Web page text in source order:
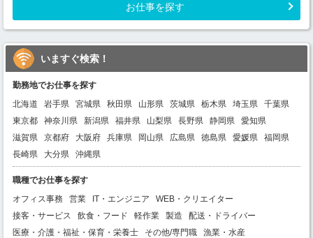
お仕事を探す
いますぐ検索！
勤務地でお仕事を探す
北海道
岩手県 宮城県 秋田県 山形県 茨城県 栃木県 埼玉県
千葉県
東京都
神奈川県 新潟県 福井県 山梨県 長野県 静岡県
愛知県
滋賀県
京都府 大阪府 兵庫県 岡山県 広島県 徳島県 愛媛県
福岡県
長崎県
大分県 沖縄県
職種でお仕事を探す
オフィス事務
営業 IT・エンジニア
WEB・クリエイター
接客・サービス
飲食・フード 軽作業 製造
配送・ドライバー
医療・介護・福祉・保育・栄養士
その他/専門職 漁業・水産